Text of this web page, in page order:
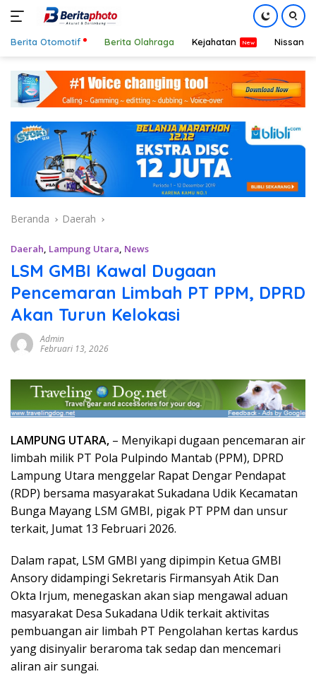
konten
Berita Otomotif Berita Olahraga Kejahatan Nissan
Beranda Daerah
Daerah, Lampung Utara, News
LSM GMBI Kawal Dugaan
Pencemaran Limbah PT PPM, DPRD
Akan Turun Kelokasi
Admin
Februari 13, 2026
LAMPUNG UTARA, – Menyikapi dugaan pencemaran air
limbah milik PT Pola Pulpindo Mantab (PPM), DPRD
Lampung Utara menggelar Rapat Dengar Pendapat
(RDP) bersama masyarakat Sukadana Udik Kecamatan
Bunga Mayang LSM GMBI, pigak PT PPM dan unsur
terkait, Jumat 13 Februari 2026.
Dalam rapat, LSM GMBI yang dipimpin Ketua GMBI
Ansory didampingi Sekretaris Firmansyah Atik Dan
Okta Irjum, menegaskan akan siap mengawal aduan
masyarakat Desa Sukadana Udik terkait aktivitas
pembuangan air limbah PT Pengolahan kertas kardus
yang disinyalir beraroma tak sedap dan mencemari
aliran air sungai.